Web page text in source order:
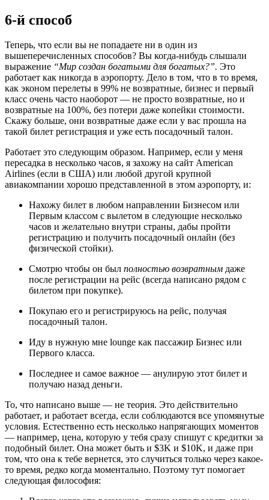
6-й способ
Теперь, что если вы не попадаете ни в один из
вышеперечисленных способов? Вы когда-нибудь слышали
выражение “Мир создан богатыми для богатых?”. Это
работает как никогда в аэропорту. Дело в том, что в то время,
как эконом перелеты в 99% не возвратные, бизнес и первый
класс очень часто наоборот — не просто возвратные, но и
возвратные на 100%, без потери даже копейки стоимости.
Скажу больше, они возвратные даже если у вас прошла на
такой билет регистрация и уже есть посадочный талон.
Работает это следующим образом. Например, если у меня
пересадка в несколько часов, я захожу на сайт American
Airlines (если в США) или любой другой крупной
авиакомпании хорошо представленной в этом аэропорту, и:
Нахожу билет в любом направлении Бизнесом или
Первым классом с вылетом в следующие несколько
часов и желательно внутри страны, дабы пройти
регистрацию и получить посадочный онлайн (без
физической стойки).
Смотрю чтобы он был полностью возвратным даже
после регистрации на рейс (всегда написано рядом с
билетом при покупке).
Покупаю его и регистрируюсь на рейс, получая
посадочный талон.
Иду в нужную мне lounge как пассажир Бизнес или
Первого класса.
Последнее и самое важное — анулирую этот билет и
получаю назад деньги.
То, что написано выше — не теория. Это действительно
работает, и работает всегда, если соблюдаются все упомянутые
условия. Естественно есть несколько напрягающих моментов
— например, цена, которую у тебя сразу спишут с кредитки за
подобный билет. Она может быть и $3K и $10K, и даже при
том, что она к тебе вернется, это случиться только через какое-
то время, редко когда моментально. Поэтому тут помогает
следующая философия: